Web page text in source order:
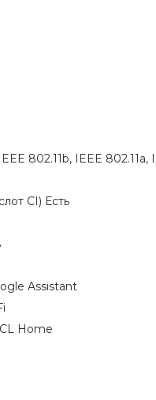
802.11b, IEEE 802.11a,
CI) Есть
Assistant
Home